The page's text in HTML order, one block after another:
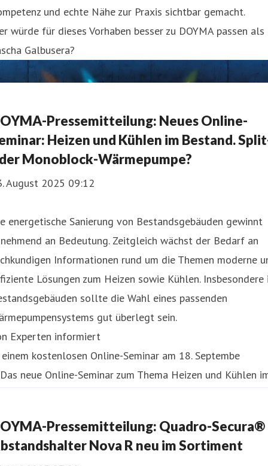
und echte Nähe zur Praxis sichtbar gemacht.
würde für dieses Vorhaben besser zu DOYMA passen als
Galbusera?
Pressemitteilung: Neues Online-
Heizen und Kühlen im Bestand.
Monoblock-Wärmepumpe?
August 2025 09:12
energetische Sanierung von Bestandsgebäuden gewinnt
an Bedeutung. Zeitgleich wächst der Bedarf an
Informationen rund um die Themen moderne
Lösungen zum Heizen sowie Kühlen. Insbesondere
sollte die Wahl eines passenden
gut überlegt sein.
Experten informiert
kostenlosen Online-Seminar am 18. Septembe
Pressemitteilung: Quadro-Secura®
Nova R neu im Sortiment